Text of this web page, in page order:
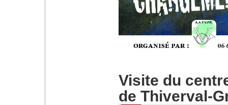
Visite du
de Thiverval-